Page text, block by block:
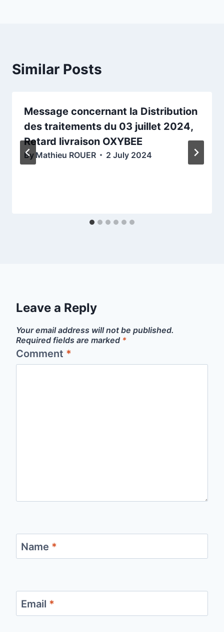
Similar Posts
Message concernant la Distribution
des traitements du 03 juillet 2024,
Retard livraison OXYBEE
By Mathieu ROUER 2 July 2024
Leave a Reply
Your email address will not be published.
Required fields are marked *
Comment *
Name *
Email *